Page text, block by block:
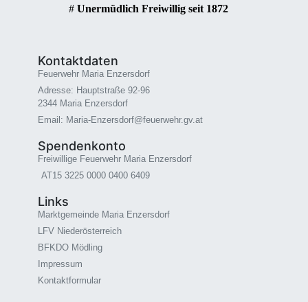
# Unermüdlich Freiwillig seit 1872
Kontaktdaten
Feuerwehr Maria Enzersdorf
Adresse: Hauptstraße 92-96
2344 Maria Enzersdorf
Email: Maria-Enzersdorf@feuerwehr.gv.at
Spendenkonto
Freiwillige Feuerwehr Maria Enzersdorf
AT15 3225 0000 0400 6409
Links
Marktgemeinde Maria Enzersdorf
LFV Niederösterreich
BFKDO Mödling
Impressum
Kontaktformular